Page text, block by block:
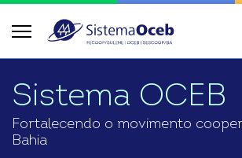
Sistema OCEB
Fortalecendo o movimento
Bahia